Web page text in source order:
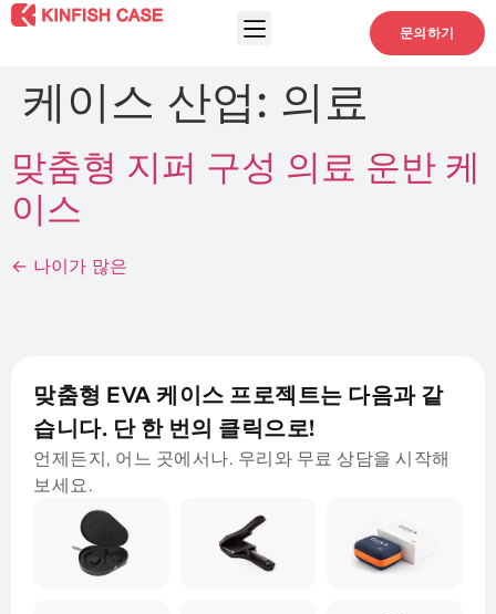
문의하기
케이스 산업: 의료
맞춤형 지퍼 구성 의료 운반 케
이스
← 나이가 많은
맞춤형 EVA 케이스 프로젝트는 다음과 같
습니다. 단 한 번의 클릭으로!
언제든지, 어느 곳에서나. 우리와 무료 상담을 시작해
보세요.